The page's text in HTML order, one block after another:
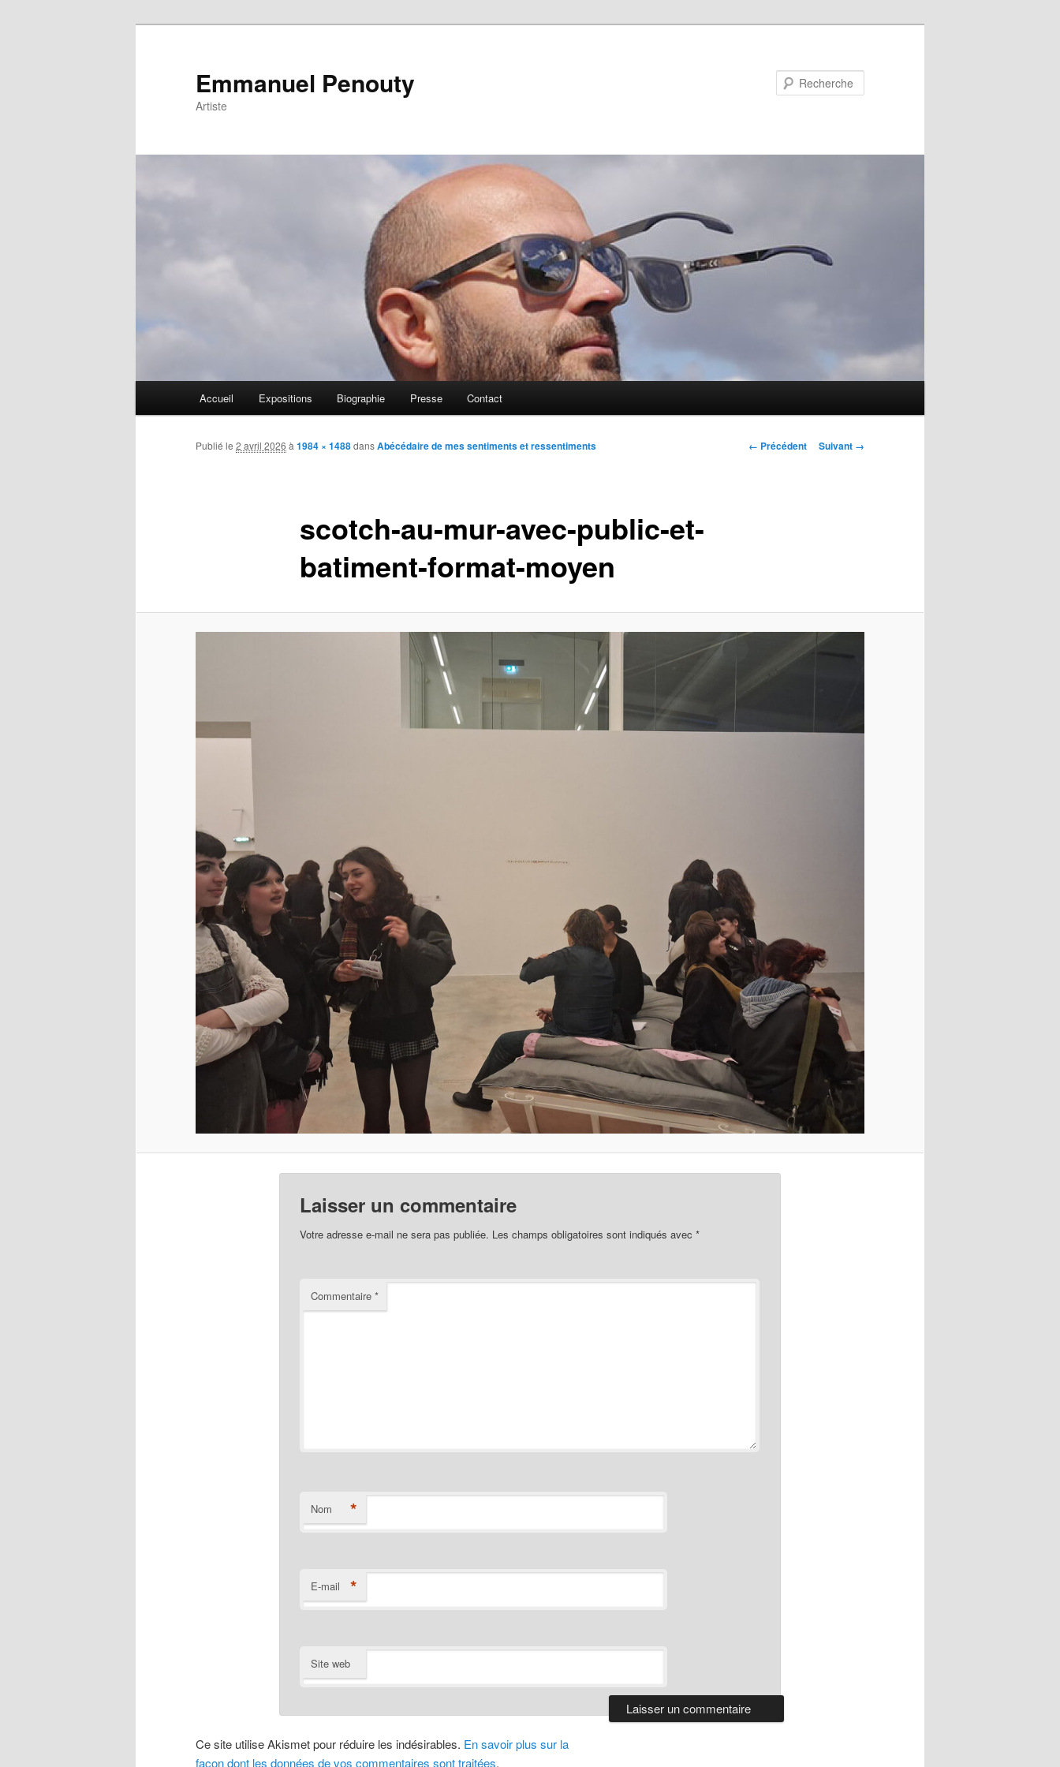
Emmanuel Penouty
Artiste
Aller
au
Accueil Expositions Biographie Presse Contact
Navigation
← Précédent Suivant →
scotch-au-mur-avec-public-et-
batiment-format-moyen
Publié le 2 avril 2026 à1984 × 1488dansAbécédaire de mes sentiments et ressentiments
Laisser un commentaire
Votre adresse e-mail ne sera pas publiée. Les champs obligatoires sont indiqués avec *
Commentaire *
Nom *
E-mail *
Site web
Ce site utilise Akismet pour réduire les indésirables. En savoir plus sur la
façon dont les données de vos commentaires sont traitées.